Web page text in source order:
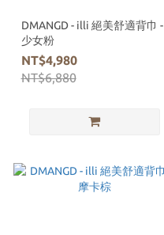
DMANGD - illi 絕美舒適背巾 -
少女粉
NT$4,980
NT$6,880